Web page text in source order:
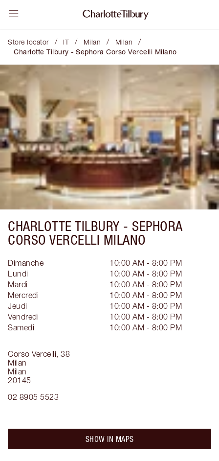
Store locator / IT / Milan / Milan /
Charlotte Tilbury - Sephora Corso Vercelli Milano
CHARLOTTE TILBURY - SEPHORA
CORSO VERCELLI MILANO
Corso Vercelli, 38
Milan
Milan
20145
02 8905 5523
Dimanche
10:00 AM - 8:00 PM
Lundi
10:00 AM - 8:00 PM
Mardi
10:00 AM - 8:00 PM
Mercredi
10:00 AM - 8:00 PM
Jeudi
10:00 AM - 8:00 PM
Vendredi
10:00 AM - 8:00 PM
Samedi
10:00 AM - 8:00 PM
SHOW IN MAPS